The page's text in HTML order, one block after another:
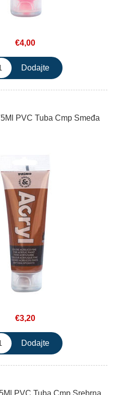
€4,00
PVC Tuba Cmp Smeđa
€3,20
PVC Tuba Cmp Srebrna